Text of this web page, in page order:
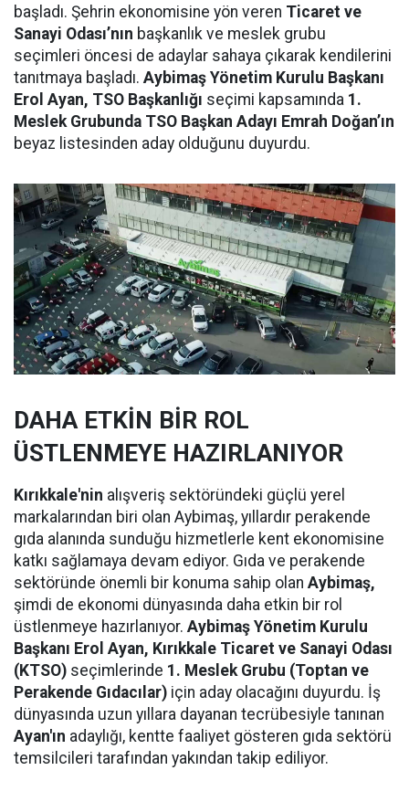
başladı. Şehrin ekonomisine yön veren Ticaret ve
Sanayi Odası’nın başkanlık ve meslek grubu
seçimleri öncesi de adaylar sahaya çıkarak kendilerini
tanıtmaya başladı. Aybimaş Yönetim Kurulu Başkanı
Erol Ayan, TSO Başkanlığı seçimi kapsamında 1.
Meslek Grubunda TSO Başkan Adayı Emrah Doğan’ın
beyaz listesinden aday olduğunu duyurdu.
DAHA ETKİN BİR ROL
ÜSTLENMEYE HAZIRLANIYOR
Kırıkkale'nin alışveriş sektöründeki güçlü yerel
markalarından biri olan Aybimaş, yıllardır perakende
gıda alanında sunduğu hizmetlerle kent ekonomisine
katkı sağlamaya devam ediyor. Gıda ve perakende
sektöründe önemli bir konuma sahip olan Aybimaş,
şimdi de ekonomi dünyasında daha etkin bir rol
üstlenmeye hazırlanıyor. Aybimaş Yönetim Kurulu
Başkanı Erol Ayan, Kırıkkale Ticaret ve Sanayi Odası
(KTSO) seçimlerinde 1. Meslek Grubu (Toptan ve
Perakende Gıdacılar) için aday olacağını duyurdu. İş
dünyasında uzun yıllara dayanan tecrübesiyle tanınan
Ayan'ın adaylığı, kentte faaliyet gösteren gıda sektörü
temsilcileri tarafından yakından takip ediliyor.